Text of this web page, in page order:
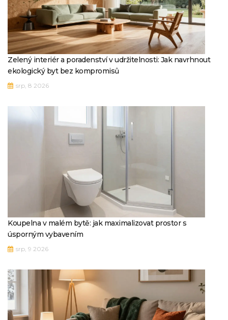
Zelený interiér a poradenství v udržitelnosti: Jak navrhnout
ekologický byt bez kompromisů
srp, 8 2026
Koupelna v malém bytě: jak maximalizovat prostor s
úsporným vybavením
srp, 9 2026